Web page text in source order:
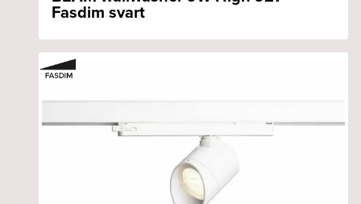
Fasdim svart